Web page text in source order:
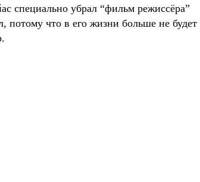
специально убрал “фильм режиссёра”
потому что в его жизни больше не будет